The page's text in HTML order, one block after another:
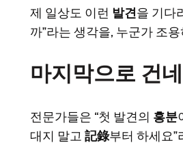
제 일상도 이런 발견을 기다
까”라는 생각을, 누군가 조용
마지막으로 건
전문가들은 “첫 발견의 흥분
대지 말고 記錄부터 하세요”